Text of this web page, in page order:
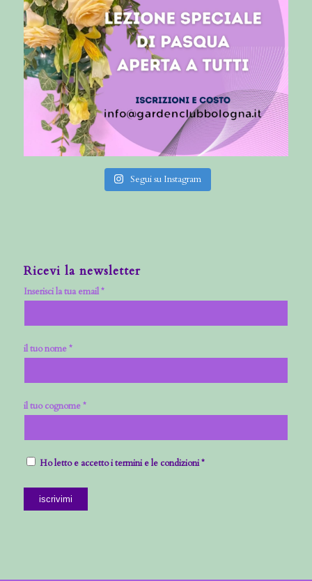
Segui su Instagram
Ricevi la newsletter
Inserisci la tua email *
il tuo nome *
il tuo cognome *
Ho letto e accetto i termini e le condizioni *